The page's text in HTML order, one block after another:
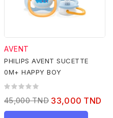
AVENT
PHILIPS AVENT SUCETTE
0M+ HAPPY BOY
45,000 TND 33,000 TND